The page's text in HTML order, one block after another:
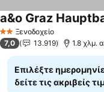
2 ΑστέριαΞενοδοχείο
a&o Graz
7,0 13.919 1.8 χλμ.
Επιλέξτε
δείτε τις ακριβείς